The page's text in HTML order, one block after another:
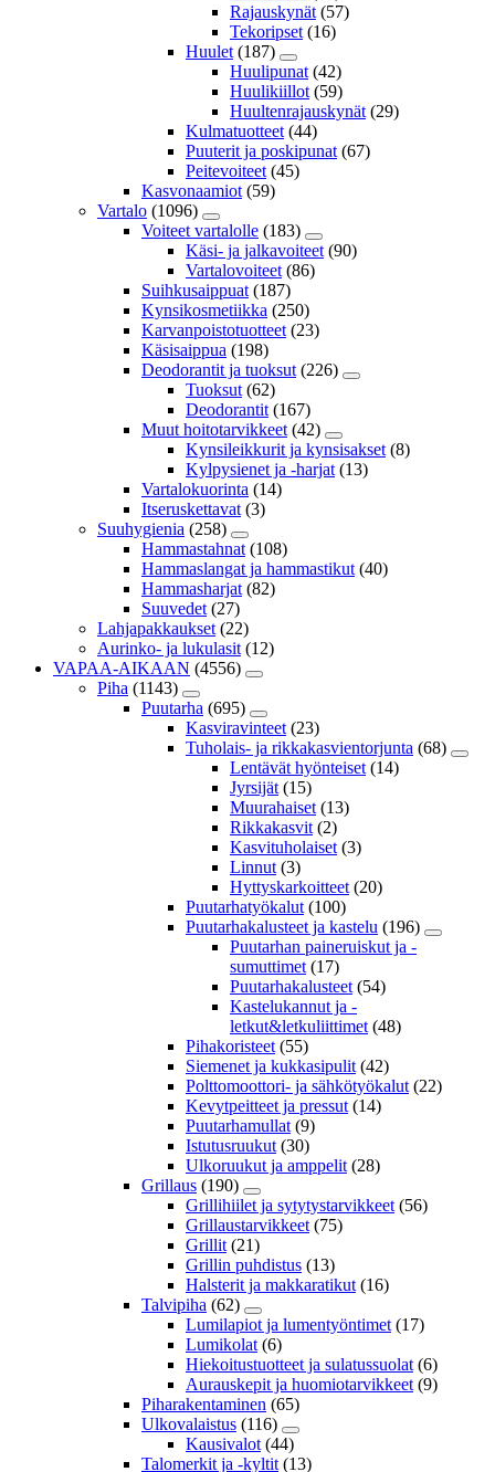
Rajauskynät (57)
Tekoripset (16)
Huulet (187)
Huulipunat (42)
Huulikiillot (59)
Huultenrajauskynät (29)
Kulmatuotteet (44)
Puuterit ja poskipunat (67)
Peitevoiteet (45)
Kasvonaamiot (59)
Vartalo (1096)
Voiteet vartalolle (183)
Käsi- ja jalkavoiteet (90)
Vartalovoiteet (86)
Suihkusaippuat (187)
Kynsikosmetiikka (250)
Karvanpoistotuotteet (23)
Käsisaippua (198)
Deodorantit ja tuoksut (226)
Tuoksut (62)
Deodorantit (167)
Muut hoitotarvikkeet (42)
Kynsileikkurit ja kynsisakset (8)
Kylpysienet ja -harjat (13)
Vartalokuorinta (14)
Itseruskettavat (3)
Suuhygienia (258)
Hammastahnat (108)
Hammaslangat ja hammastikut (40)
Hammasharjat (82)
Suuvedet (27)
Lahjapakkaukset (22)
Aurinko- ja lukulasit (12)
VAPAA-AIKAAN (4556)
Piha (1143)
Puutarha (695)
Kasviravinteet (23)
Tuholais- ja rikkakasvientorjunta (68)
Lentävät hyönteiset (14)
Jyrsijät (15)
Muurahaiset (13)
Rikkakasvit (2)
Kasvituholaiset (3)
Linnut (3)
Hyttyskarkoitteet (20)
Puutarhatyökalut (100)
Puutarhakalusteet ja kastelu (196)
Puutarhan paineruiskut ja -
sumuttimet (17)
Puutarhakalusteet (54)
Kastelukannut ja -
letkut&letkuliittimet (48)
Pihakoristeet (55)
Siemenet ja kukkasipulit (42)
Polttomoottori- ja sähkötyökalut (22)
Kevytpeitteet ja pressut (14)
Puutarhamullat (9)
Istutusruukut (30)
Ulkoruukut ja amppelit (28)
Grillaus (190)
Grillihiilet ja sytytystarvikkeet (56)
Grillaustarvikkeet (75)
Grillit (21)
Grillin puhdistus (13)
Halsterit ja makkaratikut (16)
Talvipiha (62)
Lumilapiot ja lumentyöntimet (17)
Lumikolat (6)
Hiekoitustuotteet ja sulatussuolat (6)
Aurauskepit ja huomiotarvikkeet (9)
Piharakentaminen (65)
Ulkovalaistus (116)
Kausivalot (44)
Talomerkit ja -kyltit (13)